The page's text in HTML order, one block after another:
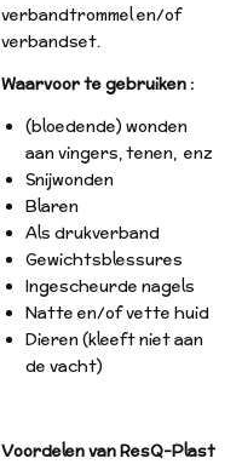
verbandtrommel en/of
verbandset.
Waarvoor te gebruiken :
(bloedende) wonden
aan vingers, tenen, enz
Snijwonden
Blaren
Als drukverband
Gewichtsblessures
Ingescheurde nagels
Natte en/of vette huid
Dieren (kleeft niet aan
de vacht)
Voordelen van ResQ-Plast